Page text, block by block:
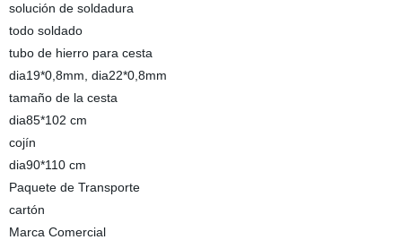
solución de soldadura
todo soldado
tubo de hierro para cesta
dia19*0,8mm, dia22*0,8mm
tamaño de la cesta
dia85*102 cm
cojín
dia90*110 cm
Paquete de Transporte
cartón
Marca Comercial